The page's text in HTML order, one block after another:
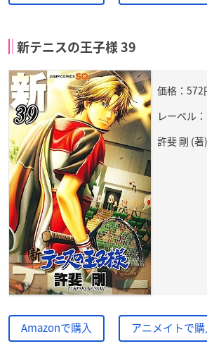
新テニスの王子様 39
価格：572
レーベル
許斐 剛 (著)
Amazonで購入 アニメイトで購